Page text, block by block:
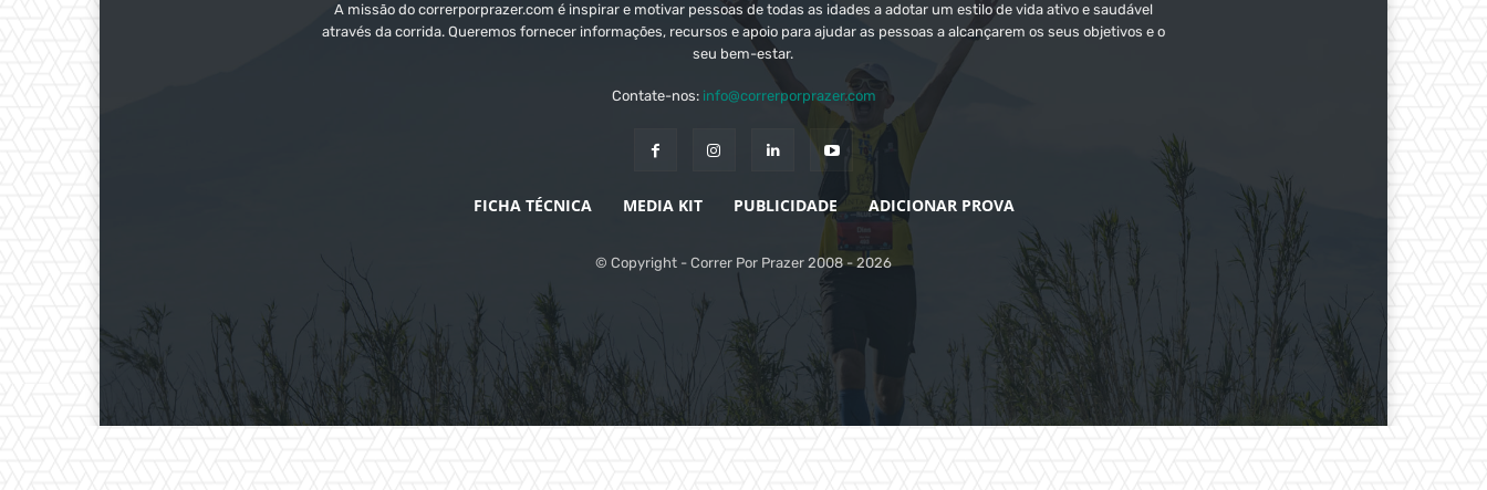
A missão do correrporprazer.com é inspirar e motivar pessoas de todas as idades a adotar um estilo de vida ativo e saudável
através da corrida. Queremos fornecer informações, recursos e apoio para ajudar as pessoas a alcançarem os seus objetivos e o
seu bem-estar.
Contate-nos: info@correrporprazer.com
FICHA TÉCNICA MEDIA KIT PUBLICIDADE ADICIONAR PROVA
© Copyright - Correr Por Prazer 2008 - 2026